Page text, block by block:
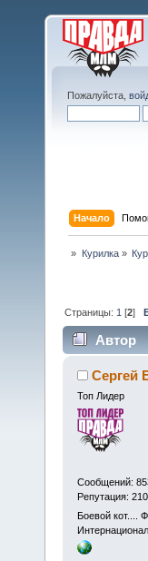
Пожалуйста,
Начало
» Курилка»
Страницы: 1 [2]
Автор
Сергей
Топ Лидер
Сообщений:
Репутация: 210
Боевой кот....